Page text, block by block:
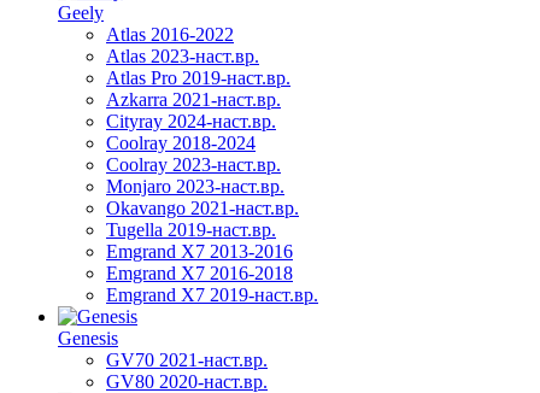
Geely
Atlas 2016-2022
Atlas 2023-наст.вр.
Atlas Pro 2019-наст.вр.
Azkarra 2021-наст.вр.
Cityray 2024-наст.вр.
Coolray 2018-2024
Coolray 2023-наст.вр.
Monjaro 2023-наст.вр.
Okavango 2021-наст.вр.
Tugella 2019-наст.вр.
Emgrand Х7 2013-2016
Emgrand X7 2016-2018
Emgrand X7 2019-наст.вр.
Genesis
GV70 2021-наст.вр.
GV80 2020-наст.вр.